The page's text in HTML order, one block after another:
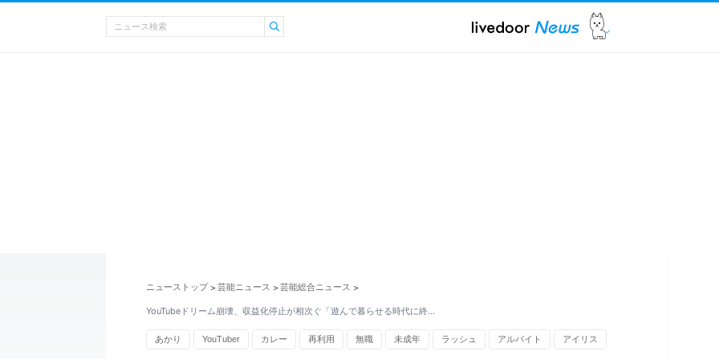
ニューストップ > 芸能ニュース > 芸能総合ニュース >
YouTubeドリーム崩壊、収益化停止が相次ぐ「遊んで暮らせる時代に終…
あかり YouTuber カレー 再利用 無職 未成年 ラッシュ アルバイト アイリス